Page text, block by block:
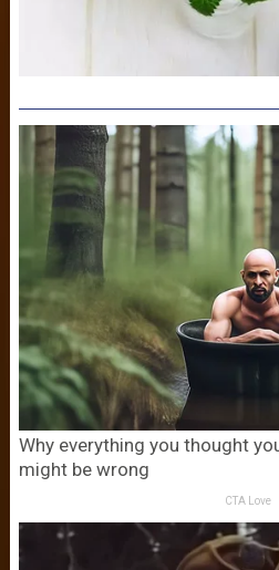
Why everything you thought
might be wrong
CTA Love